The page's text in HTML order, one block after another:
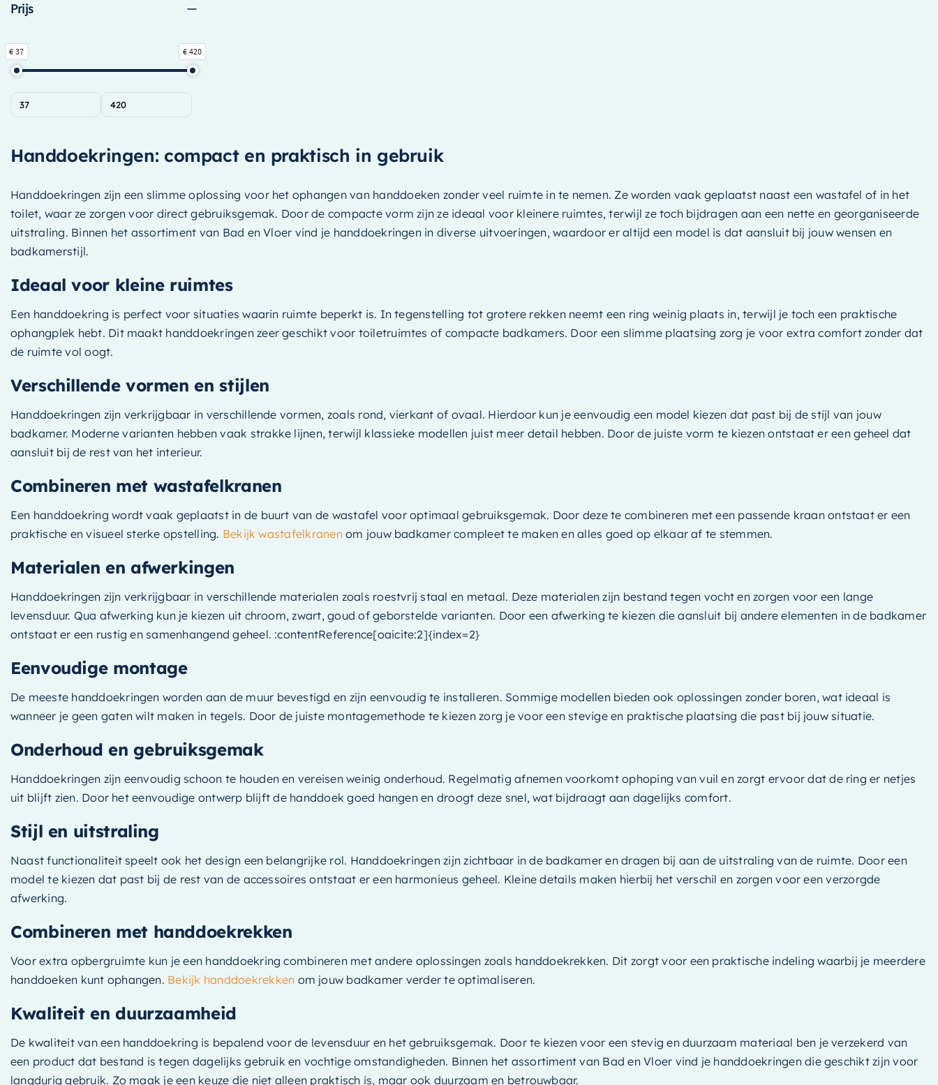
Verouderd Ijzer
Prijs
€ 37 € 420
Handdoekringen: compact en praktisch in gebruik
Handdoekringen zijn een slimme oplossing voor het ophangen van handdoeken zonder veel ruimte in te nemen. Ze worden vaak geplaatst naast een wastafel of in het
toilet, waar ze zorgen voor direct gebruiksgemak. Door de compacte vorm zijn ze ideaal voor kleinere ruimtes, terwijl ze toch bijdragen aan een nette en georganiseerde
uitstraling. Binnen het assortiment van Bad en Vloer vind je handdoekringen in diverse uitvoeringen, waardoor er altijd een model is dat aansluit bij jouw wensen en
badkamerstijl.
Ideaal voor kleine ruimtes
Een handdoekring is perfect voor situaties waarin ruimte beperkt is. In tegenstelling tot grotere rekken neemt een ring weinig plaats in, terwijl je toch een praktische
ophangplek hebt. Dit maakt handdoekringen zeer geschikt voor toiletruimtes of compacte badkamers. Door een slimme plaatsing zorg je voor extra comfort zonder dat
de ruimte vol oogt.
Verschillende vormen en stijlen
Handdoekringen zijn verkrijgbaar in verschillende vormen, zoals rond, vierkant of ovaal. Hierdoor kun je eenvoudig een model kiezen dat past bij de stijl van jouw
badkamer. Moderne varianten hebben vaak strakke lijnen, terwijl klassieke modellen juist meer detail hebben. Door de juiste vorm te kiezen ontstaat er een geheel dat
aansluit bij de rest van het interieur.
Combineren met wastafelkranen
Een handdoekring wordt vaak geplaatst in de buurt van de wastafel voor optimaal gebruiksgemak. Door deze te combineren met een passende kraan ontstaat er een
praktische en visueel sterke opstelling. Bekijk wastafelkranen om jouw badkamer compleet te maken en alles goed op elkaar af te stemmen.
Materialen en afwerkingen
Handdoekringen zijn verkrijgbaar in verschillende materialen zoals roestvrij staal en metaal. Deze materialen zijn bestand tegen vocht en zorgen voor een lange
levensduur. Qua afwerking kun je kiezen uit chroom, zwart, goud of geborstelde varianten. Door een afwerking te kiezen die aansluit bij andere elementen in de badkamer
ontstaat er een rustig en samenhangend geheel. :contentReference[oaicite:2]{index=2}
Eenvoudige montage
De meeste handdoekringen worden aan de muur bevestigd en zijn eenvoudig te installeren. Sommige modellen bieden ook oplossingen zonder boren, wat ideaal is
wanneer je geen gaten wilt maken in tegels. Door de juiste montagemethode te kiezen zorg je voor een stevige en praktische plaatsing die past bij jouw situatie.
Onderhoud en gebruiksgemak
Handdoekringen zijn eenvoudig schoon te houden en vereisen weinig onderhoud. Regelmatig afnemen voorkomt ophoping van vuil en zorgt ervoor dat de ring er netjes
uit blijft zien. Door het eenvoudige ontwerp blijft de handdoek goed hangen en droogt deze snel, wat bijdraagt aan dagelijks comfort.
Stijl en uitstraling
Naast functionaliteit speelt ook het design een belangrijke rol. Handdoekringen zijn zichtbaar in de badkamer en dragen bij aan de uitstraling van de ruimte. Door een
model te kiezen dat past bij de rest van de accessoires ontstaat er een harmonieus geheel. Kleine details maken hierbij het verschil en zorgen voor een verzorgde
afwerking.
Combineren met handdoekrekken
Voor extra opbergruimte kun je een handdoekring combineren met andere oplossingen zoals handdoekrekken. Dit zorgt voor een praktische indeling waarbij je meerdere
handdoeken kunt ophangen. Bekijk handdoekrekken om jouw badkamer verder te optimaliseren.
Kwaliteit en duurzaamheid
De kwaliteit van een handdoekring is bepalend voor de levensduur en het gebruiksgemak. Door te kiezen voor een stevig en duurzaam materiaal ben je verzekerd van
een product dat bestand is tegen dagelijks gebruik en vochtige omstandigheden. Binnen het assortiment van Bad en Vloer vind je handdoekringen die geschikt zijn voor
langdurig gebruik. Zo maak je een keuze die niet alleen praktisch is, maar ook duurzaam en betrouwbaar.